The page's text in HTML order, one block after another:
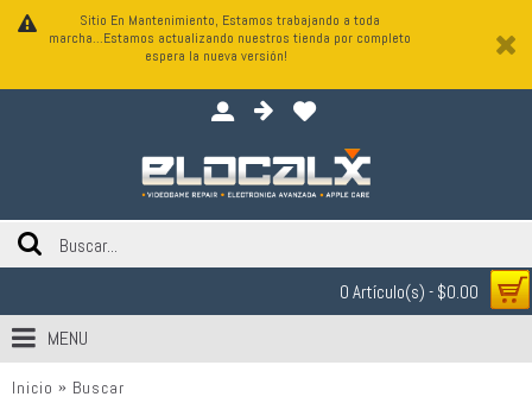
Sitio En Mantenimiento, Estamos trabajando a toda
marcha...Estamos actualizando nuestros tienda por completo
espera la nueva versión!
0 Artículo(s) - $0.00
MENU
Inicio Buscar